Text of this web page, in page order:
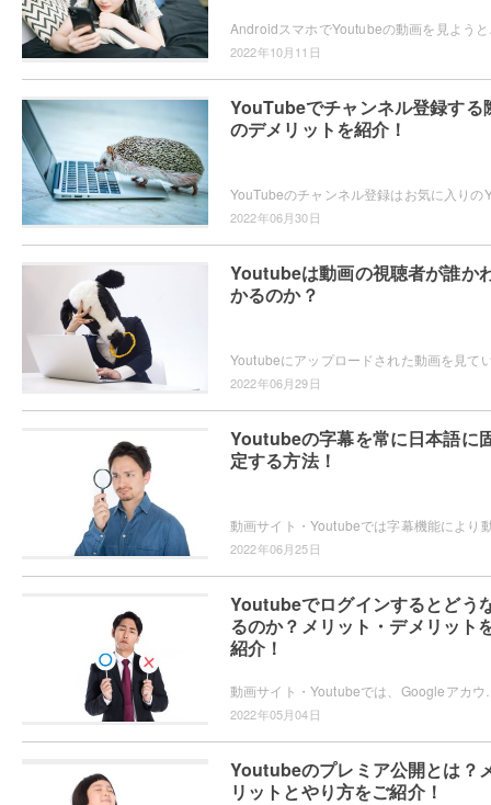
2022年10月11日
YouTubeでチャンネル登録する
のデメリットを紹介！
2022年06月30日
Youtubeは動画の視聴者が誰か
かるのか？
2022年06月29日
Youtubeの字幕を常に日本語に
定する方法！
2022年06月25日
Youtubeでログインするとどう
るのか？メリット・デメリット
紹介！
2022年05月04日
Youtubeのプレミア公開とは？
リットとやり方をご紹介！